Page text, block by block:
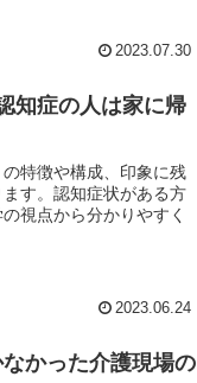
2023.07.30
知症の人は家に帰
特徴や構成、印象に残
す。認知症状がある方
視点から分かりやすく
2023.06.24
かった介護現場の